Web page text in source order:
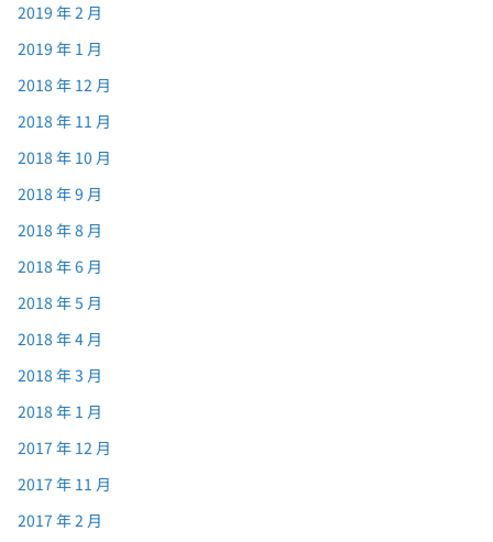
2019 年 2 月
2019 年 1 月
2018 年 12 月
2018 年 11 月
2018 年 10 月
2018 年 9 月
2018 年 8 月
2018 年 6 月
2018 年 5 月
2018 年 4 月
2018 年 3 月
2018 年 1 月
2017 年 12 月
2017 年 11 月
2017 年 2 月